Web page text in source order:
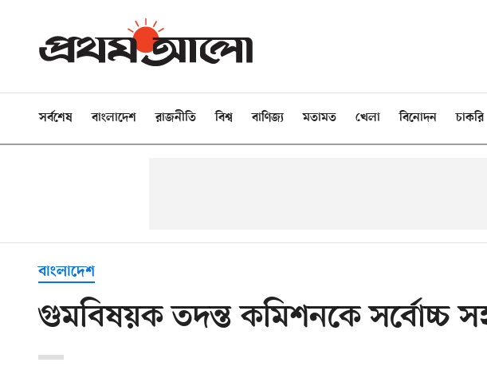
সর্বশেষ বাংলাদেশ রাজনীতি বিশ্ব বাণিজ্য মতামত খেলা বিনোদন চাকরি
বাংলাদেশ
গুমবিষয়ক তদন্ত কমিশনকে সর্বোচ্চ